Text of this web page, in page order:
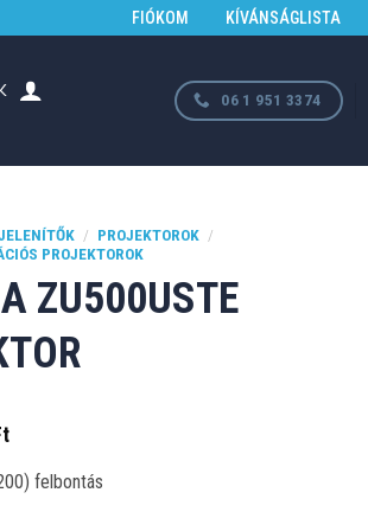
FIÓKOM KÍVÁNSÁGLISTA
06 1 951 3374
/ PROJEKTOROK /
PROJEKTOROK
ZU500USTE
felbontás